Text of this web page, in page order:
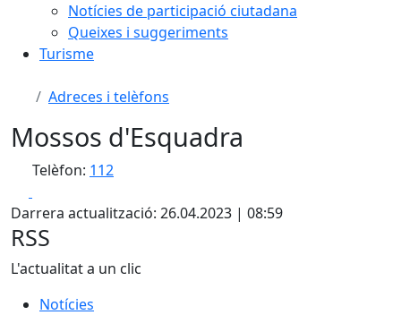
Notícies de participació ciutadana
Queixes i suggeriments
Turisme
Adreces i telèfons
Mossos d'Esquadra
Telèfon: 112
Darrera actualització: 26.04.2023 | 08:59
RSS
L'actualitat a un clic
Notícies